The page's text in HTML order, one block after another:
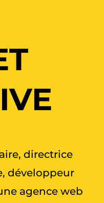
directrice
développeur
agence web